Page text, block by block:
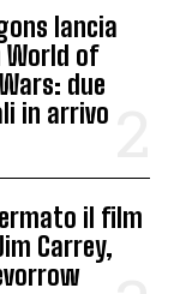
lancia
World of
due
in arrivo
il film
Carrey,